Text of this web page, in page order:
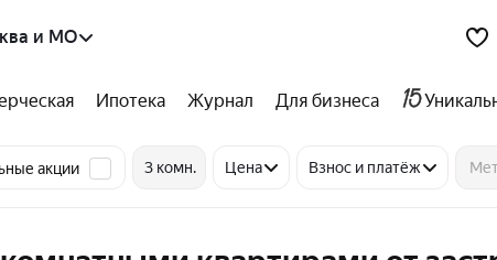
и МО
Ипотека Журнал Для бизнеса
акции 3 комн. Цена Взнос и платёж